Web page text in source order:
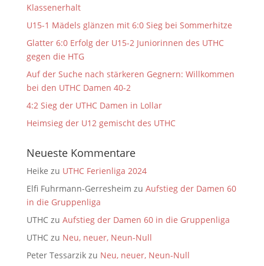
Klassenerhalt
U15-1 Mädels glänzen mit 6:0 Sieg bei Sommerhitze
Glatter 6:0 Erfolg der U15-2 Juniorinnen des UTHC
gegen die HTG
Auf der Suche nach stärkeren Gegnern: Willkommen
bei den UTHC Damen 40-2
4:2 Sieg der UTHC Damen in Lollar
Heimsieg der U12 gemischt des UTHC
Neueste Kommentare
Heike zu UTHC Ferienliga 2024
Elfi Fuhrmann-Gerresheim zu Aufstieg der Damen 60
in die Gruppenliga
UTHCzu Aufstieg der Damen 60 in die Gruppenliga
UTHCzu Neu, neuer, Neun-Null
Peter Tessarzikzu Neu, neuer, Neun-Null